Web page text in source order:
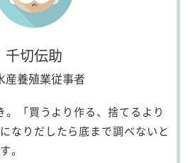
千切伝助
産養殖業従事者
。「買うより作る、捨てるより
なりだしたら底まで調べないと
。